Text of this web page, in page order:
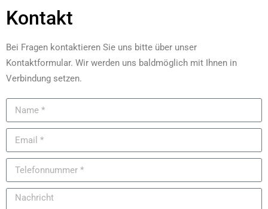
Kontakt
Bei Fragen kontaktieren Sie uns bitte über unser
Kontaktformular. Wir werden uns baldmöglich mit Ihnen in
Verbindung setzen.